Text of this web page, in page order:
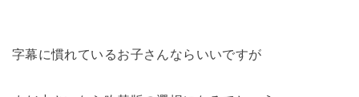
字幕に慣れているお子さんならいいですが